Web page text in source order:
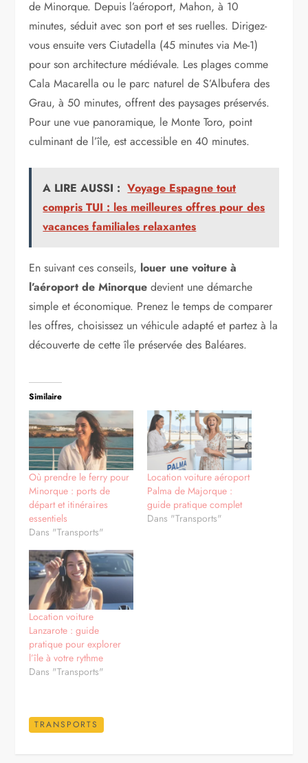
de Minorque. Depuis l’aéroport, Mahon, à 10
minutes, séduit avec son port et ses ruelles. Dirigez-
vous ensuite vers Ciutadella (45 minutes via Me-1)
pour son architecture médiévale. Les plages comme
Cala Macarella ou le parc naturel de S’Albufera des
Grau, à 50 minutes, offrent des paysages préservés.
Pour une vue panoramique, le Monte Toro, point
culminant de l’île, est accessible en 40 minutes.
A LIRE AUSSI : Voyage Espagne tout
compris TUI : les meilleures offres pour des
vacances familiales relaxantes
En suivant ces conseils, louer une voiture à
l’aéroport de Minorque devient une démarche
simple et économique. Prenez le temps de comparer
les offres, choisissez un véhicule adapté et partez à la
découverte de cette île préservée des Baléares.
Similaire
Où prendre le ferry pour
Minorque : ports de
départ et itinéraires
essentiels
Dans "Transports"
Location voiture aéroport
Palma de Majorque :
guide pratique complet
Dans "Transports"
Location voiture
Lanzarote : guide
pratique pour explorer
l’île à votre rythme
Dans "Transports"
TRANSPORTS